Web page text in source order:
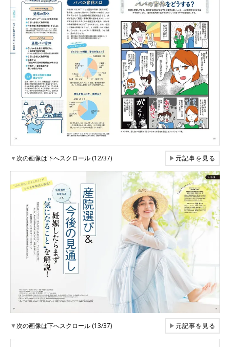
▼次の画像は下へスクロール (12/37) ▶元記事を見る
▼次の画像は下へスクロール (13/37) ▶元記事を見る